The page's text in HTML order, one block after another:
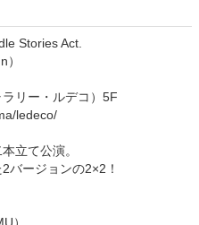
Stories Act.
リー・ルデコ）5F
ledeco/
立て公演。
バージョンの2×2！
）